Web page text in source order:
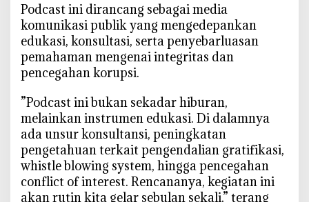
‎Podcast ini dirancang sebagai media
komunikasi publik yang mengedepankan
edukasi, konsultasi, serta penyebarluasan
pemahaman mengenai integritas dan
pencegahan korupsi.
‎”Podcast ini bukan sekadar hiburan,
melainkan instrumen edukasi. Di dalamnya
ada unsur konsultansi, peningkatan
pengetahuan terkait pengendalian gratifikasi,
whistle blowing system, hingga pencegahan
conflict of interest. Rencananya, kegiatan ini
akan rutin kita gelar sebulan sekali,” terang